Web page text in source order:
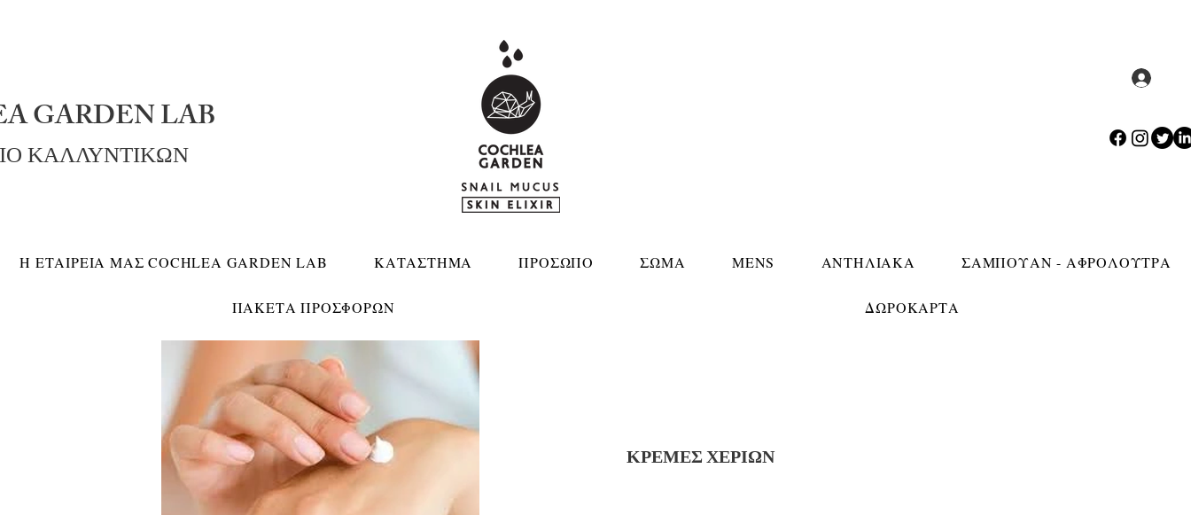
GARDEN LAB
ΚΑΛΛΥΝΤΙΚΩΝ
Η ΕΤΑΙΡΕΙΑ ΜΑΣ COCHLEA GARDEN LAB ΚΑΤΑΣΤΗΜΑ ΠΡΟΣΩΠΟ ΣΩΜΑ MENS ΑΝΤΗΛΙΑΚΑ ΣΑΜΠΟΥΑΝ - ΑΦΡΟΛΟΥΤΡΑ
ΠΑΚΕΤΑ ΠΡΟΣΦΟΡΩΝ ΔΩΡΟΚΑΡΤΑ
ΚΡΕΜΕΣ ΧΕΡΙΩΝ